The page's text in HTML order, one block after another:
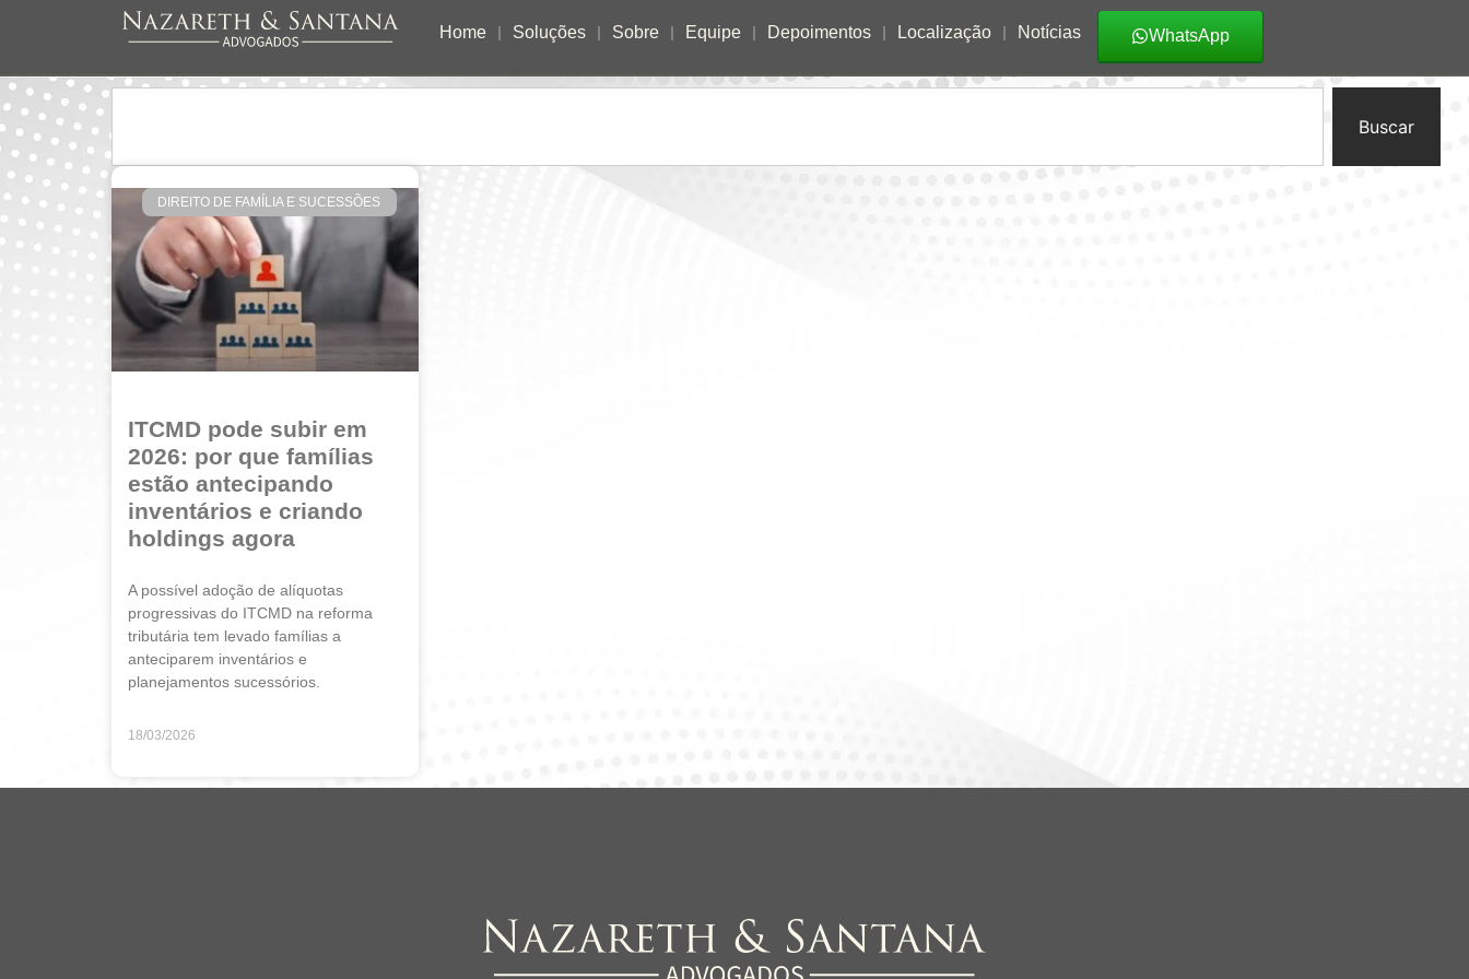
Home Soluções Sobre Equipe Depoimentos Localização Notícias WhatsApp
Buscar
DIREITO DE FAMÍLIA E SUCESSÕES
ITCMD pode subir em
2026: por que famílias
estão antecipando
inventários e criando
holdings agora
A possível adoção de alíquotas
progressivas do ITCMD na reforma
tributária tem levado famílias a
anteciparem inventários e
planejamentos sucessórios.
18/03/2026